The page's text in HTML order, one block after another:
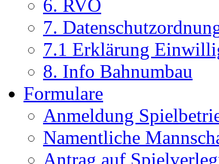
6. RVO
7.
7.1 Erklärung
8. Info Bahnumbau
Formulare
Anmeldung
Namentliche
Antrag auf